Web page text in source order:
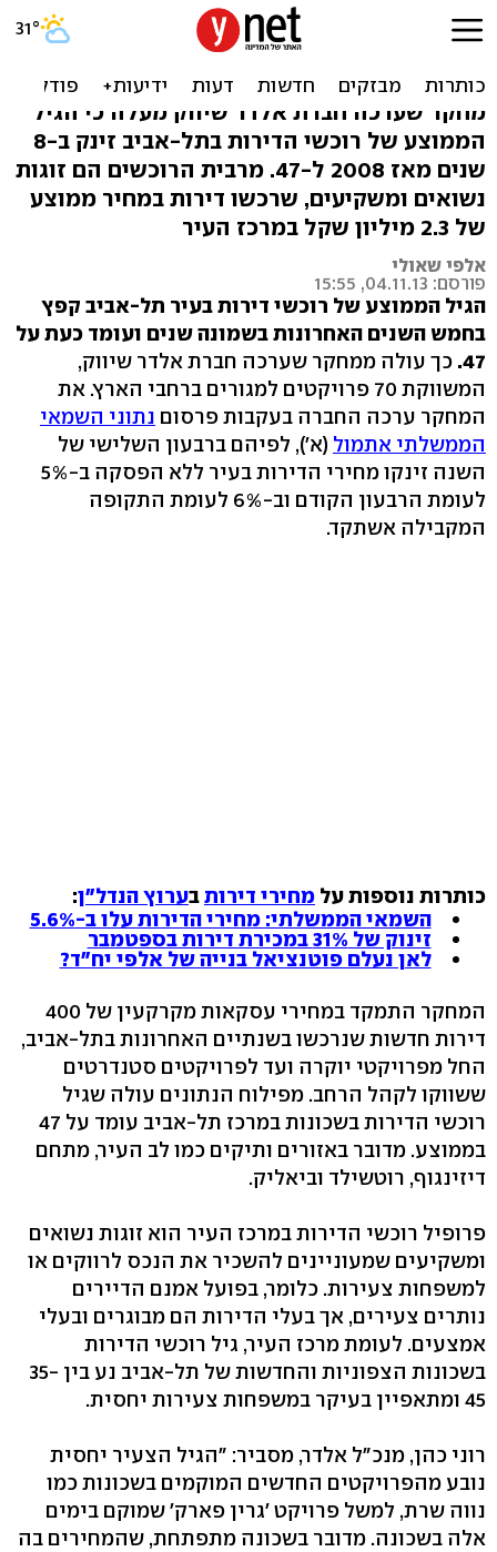
רוצים לרכוש דירה בת"א? חכו
מחקר שערכה חברת אלדר שיווק מעלה כי הגיל
הממוצע של רוכשי הדירות בתל-אביב זינק ב-8
שנים מאז 2008 ל-47. מרבית הרוכשים הם זוגות
נשואים ומשקיעים, שרכשו דירות במחיר ממוצע
של 2.3 מיליון שקל במרכז העיר
אלפי שאולי
פורסם: 04.11.13, 15:55
הגיל הממוצע של רוכשי דירות בעיר תל-אביב קפץ
בחמש השנים האחרונות בשמונה שנים ועומד כעת על
47. כך עולה ממחקר שערכה חברת אלדר שיווק,
המשווקת 70 פרויקטים למגורים ברחבי הארץ. את
המחקר ערכה החברה בעקבות פרסום נתוני השמאי
הממשלתי אתמול (א'), לפיהם ברבעון השלישי של
השנה זינקו מחירי הדירות בעיר ללא הפסקה ב-5%
לעומת הרבעון הקודם וב-6% לעומת התקופה
המקבילה אשתקד.
כותרות נוספות על מחירי דירותבערוץ הנדל"ן:
השמאי הממשלתי: מחירי הדירות עלו ב-5.6%
זינוק של 31% במכירת דירות בספטמבר
לאן נעלם פוטנציאל בנייה של אלפי יח"ד?
המחקר התמקד במחירי עסקאות מקרקעין של 400
דירות חדשות שנרכשו בשנתיים האחרונות בתל-אביב,
החל מפרויקטי יוקרה ועד לפרויקטים סטנדרטים
ששווקו לקהל הרחב. מפילוח הנתונים עולה שגיל
רוכשי הדירות בשכונות במרכז תל-אביב עומד על 47
בממוצע. מדובר באזורים ותיקים כמו לב העיר, מתחם
דיזינגוף, רוטשילד וביאליק.
פרופיל רוכשי הדירות במרכז העיר הוא זוגות נשואים
ומשקיעים שמעוניינים להשכיר את הנכס לרווקים או
למשפחות צעירות. כלומר, בפועל אמנם הדיירים
נותרים צעירים, אך בעלי הדירות הם מבוגרים ובעלי
אמצעים. לעומת מרכז העיר, גיל רוכשי הדירות
בשכונות הצפוניות והחדשות של תל-אביב נע בין 35-
45 ומתאפיין בעיקר במשפחות צעירות יחסית.
רוני כהן, מנכ"ל אלדר, מסביר: "הגיל הצעיר יחסית
נובע מהפרויקטים החדשים המוקמים בשכונות כמו
נווה שרת, למשל פרויקט 'גרין פארק' שמוקם בימים
אלה בשכונה. מדובר בשכונה מתפתחת, שהמחירים בה